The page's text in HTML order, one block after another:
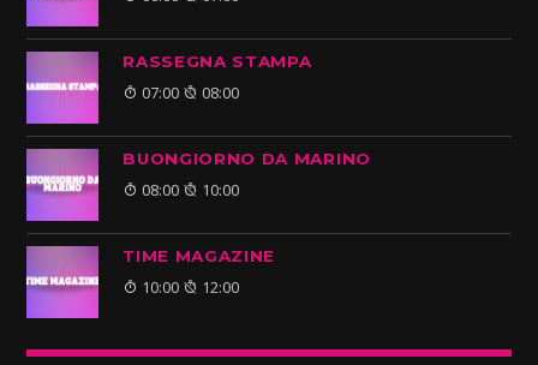
RASSEGNA STAMPA
07:00 08:00
BUONGIORNO DA MARINO
08:00 10:00
TIME MAGAZINE
10:00 12:00